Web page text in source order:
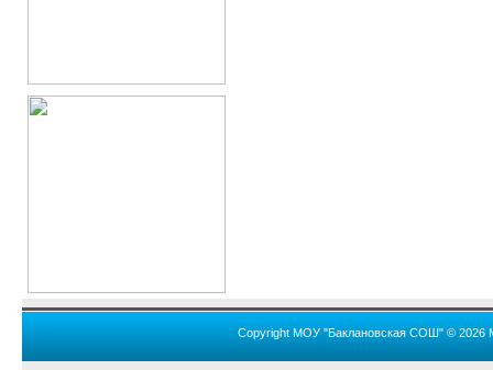
Copyright МОУ "Баклановская СОШ" © 2026